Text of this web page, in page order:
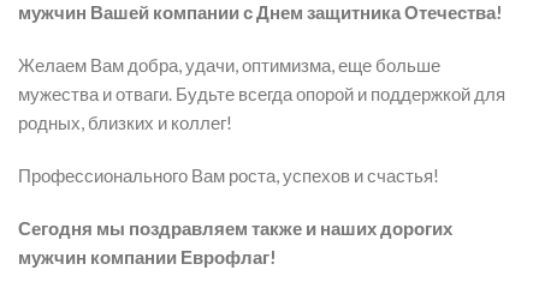
мужчин Вашей компании с Днем защитника Отечества!
Желаем Вам добра, удачи, оптимизма, еще больше
мужества и отваги. Будьте всегда опорой и поддержкой для
родных, близких и коллег!
Профессионального Вам роста, успехов и счастья!
Сегодня мы поздравляем также и нашихдорогих
мужчин компании Еврофлаг!